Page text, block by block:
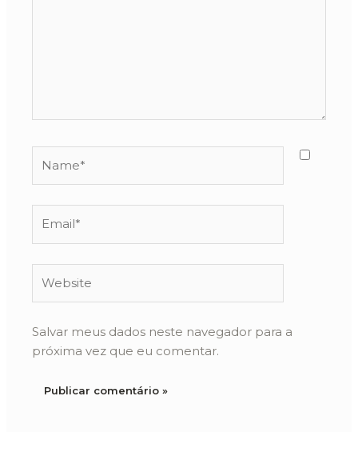
Salvar meus dados neste navegador para a
próxima vez que eu comentar.